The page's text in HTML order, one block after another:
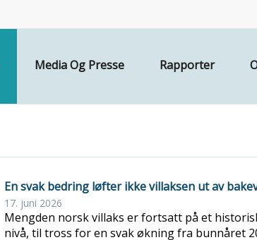
Media Og Presse Rapporter
En svak bedring løfter ikke villaksen ut av
17. juni 2026
Mengden norsk villaks er fortsatt på et
nivå, til tross for en svak økning fra bunnåret